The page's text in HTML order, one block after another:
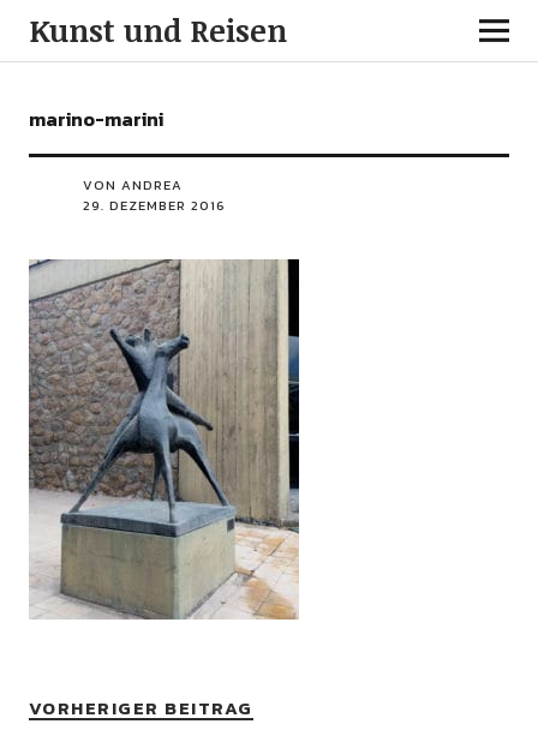
Kunst und Reisen
marino-marini
VON ANDREA
29. DEZEMBER 2016
VORHERIGER BEITRAG